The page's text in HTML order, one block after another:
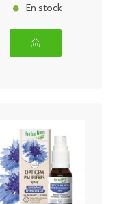
En stock